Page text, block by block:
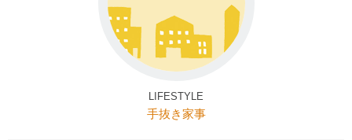
LIFESTYLE
手抜き家事